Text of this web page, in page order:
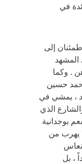
في
إلى
. وكما
حسين
، يمشي في
الذي
بوجدانية
يهرب من
، بل